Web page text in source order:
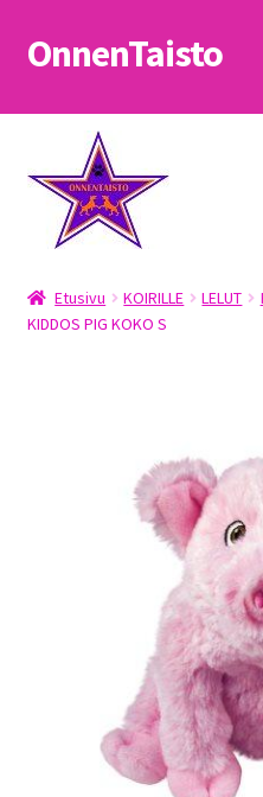
Siirry
navigointiin
Siirry
sisältöön
OnnenTaisto
Etusivu
Kassa
Oma tili
OnnenTaisto
Tietosuojaseloste
Toimitusehdot
Etusivu KOIRILLE LELUT
KIDDOS PIG KOKO S